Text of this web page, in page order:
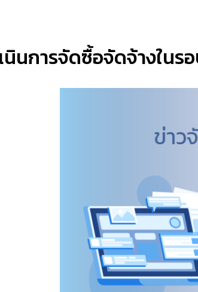
นการจัดซื้อจัดจ้างในร